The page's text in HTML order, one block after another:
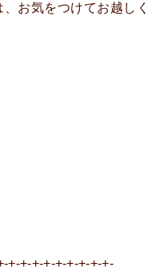
お気をつけてお越しく
+-+-+-+-+-+-+-+-+-